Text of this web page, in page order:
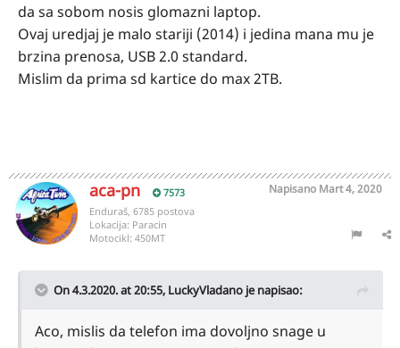
da sa sobom nosis glomazni laptop.
Ovaj uredjaj je malo stariji (2014) i jedina mana mu je
brzina prenosa, USB 2.0 standard.
Mislim da prima sd kartice do max 2TB.
aca-pn 7573 Napisano Mart 4, 2020
Enduraš, 6785 postova
Lokacija: Paracin
Motocikl: 450MT
On 4.3.2020. at 20:55, LuckyVladano je napisao:
Aco, mislis da telefon ima dovoljno snage u